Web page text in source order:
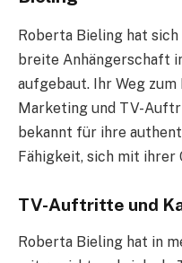
Roberta Bieling hat
breite Anhängerschaft
aufgebaut. Ihr Weg
Marketing und TV-
bekannt für ihre
Fähigkeit, sich mit ihrer
TV-Auftritte und
Roberta Bieling hat in